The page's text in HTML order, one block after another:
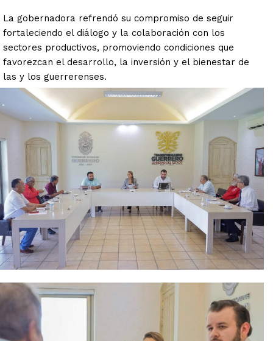
La gobernadora refrendó su compromiso de seguir
fortaleciendo el diálogo y la colaboración con los
sectores productivos, promoviendo condiciones que
favorezcan el desarrollo, la inversión y el bienestar de
las y los guerrerenses.